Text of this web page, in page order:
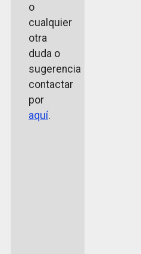
o
cualquier
otra
duda o
sugerencia
contactar
por
aquí.